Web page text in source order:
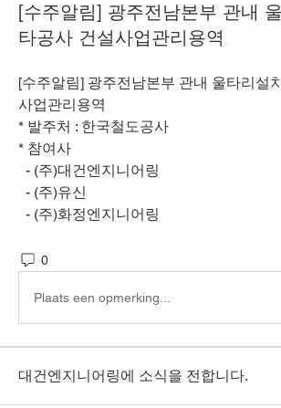
[수주알림] 광주전남본부 관내
타공사 건설사업관리용역
[수주알림] 광주전남본부 관내 울타리설
사업관리용역
* 발주처 : 한국철도공사
* 참여사
- (주)대건엔지니어링
- (주)유신
- (주)화정엔지니어링
0
Plaats een opmerking...
대건엔지니어링에 소식을 전합니다.